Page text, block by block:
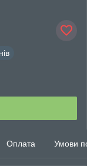
Оплата Умови